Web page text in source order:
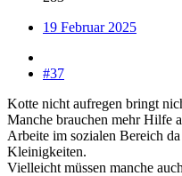
19 Februar 2025
#37
Kotte nicht aufregen bringt
Manche brauchen mehr Hilfe
Arbeite im sozialen Bereich
Kleinigkeiten.
Vielleicht müssen manche